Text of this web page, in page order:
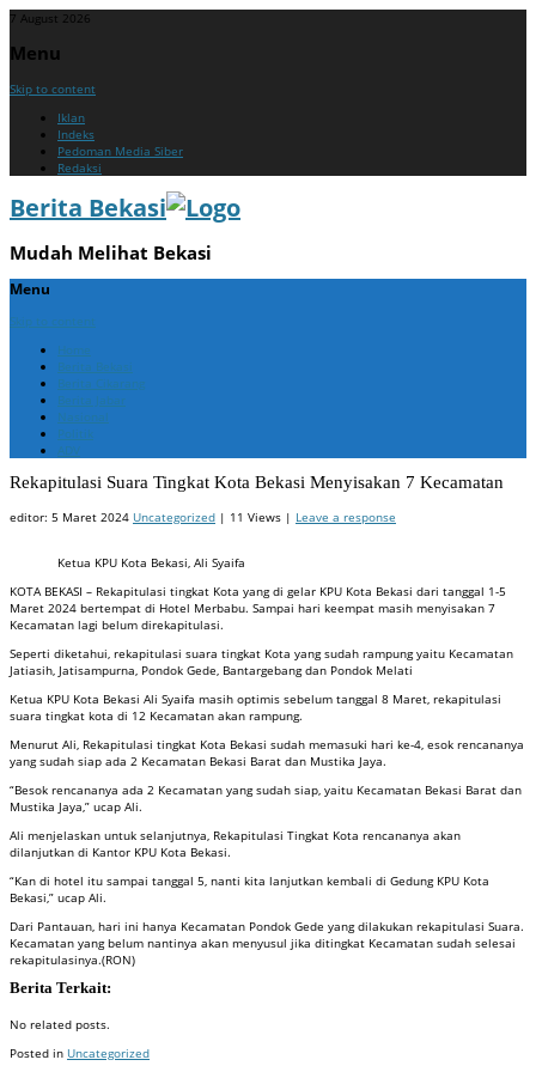
7 August 2026
Menu
Skip to content
Iklan
Indeks
Pedoman Media Siber
Redaksi
Berita Bekasi
Mudah Melihat Bekasi
Menu
Skip to content
Home
Berita Bekasi
Berita Cikarang
Berita Jabar
Nasional
Politik
ADV
Rekapitulasi Suara Tingkat Kota Bekasi Menyisakan 7 Kecamatan
editor: 5 Maret 2024 Uncategorized | 11 Views | Leave a response
Ketua KPU Kota Bekasi, Ali Syaifa
KOTA BEKASI – Rekapitulasi tingkat Kota yang di gelar KPU Kota Bekasi dari tanggal 1-5
Maret 2024 bertempat di Hotel Merbabu. Sampai hari keempat masih menyisakan 7
Kecamatan lagi belum direkapitulasi.
Seperti diketahui, rekapitulasi suara tingkat Kota yang sudah rampung yaitu Kecamatan
Jatiasih, Jatisampurna, Pondok Gede, Bantargebang dan Pondok Melati
Ketua KPU Kota Bekasi Ali Syaifa masih optimis sebelum tanggal 8 Maret, rekapitulasi
suara tingkat kota di 12 Kecamatan akan rampung.
Menurut Ali, Rekapitulasi tingkat Kota Bekasi sudah memasuki hari ke-4, esok rencananya
yang sudah siap ada 2 Kecamatan Bekasi Barat dan Mustika Jaya.
“Besok rencananya ada 2 Kecamatan yang sudah siap, yaitu Kecamatan Bekasi Barat dan
Mustika Jaya,” ucap Ali.
Ali menjelaskan untuk selanjutnya, Rekapitulasi Tingkat Kota rencananya akan
dilanjutkan di Kantor KPU Kota Bekasi.
“Kan di hotel itu sampai tanggal 5, nanti kita lanjutkan kembali di Gedung KPU Kota
Bekasi,” ucap Ali.
Dari Pantauan, hari ini hanya Kecamatan Pondok Gede yang dilakukan rekapitulasi Suara.
Kecamatan yang belum nantinya akan menyusul jika ditingkat Kecamatan sudah selesai
rekapitulasinya.(RON)
Berita Terkait:
No related posts.
Posted in Uncategorized